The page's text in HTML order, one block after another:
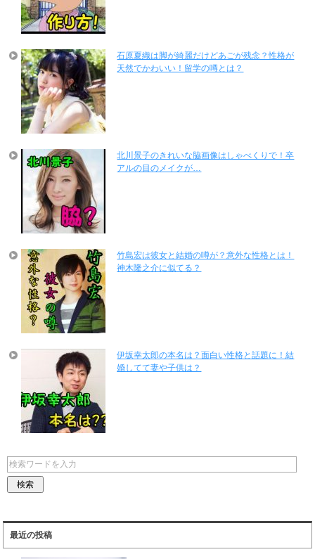
石原夏織は脚が綺麗だけどあごが残念？性格が
天然でかわいい！留学の噂とは？
北川景子のきれいな脇画像はしゃべくりで！卒
アルの目のメイクが…
竹島宏は彼女と結婚の噂が？意外な性格とは！
神木隆之介に似てる？
伊坂幸太郎の本名は？面白い性格と話題に！結
婚してて妻や子供は？
最近の投稿